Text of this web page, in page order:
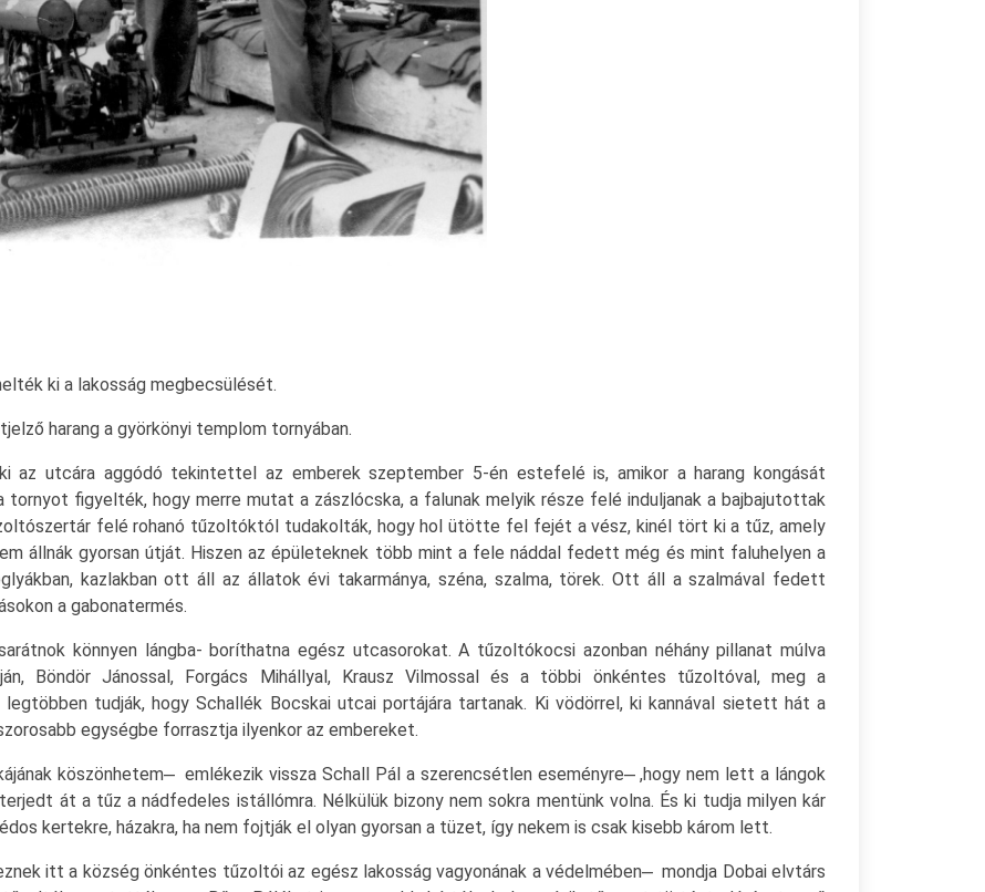
ki a lakosság megbecsülését.
harang a györkönyi templom tornyában.
aggódó tekintettel az emberek szeptember 5-én estefelé is, amikor a harang kongását
figyelték, hogy merre mutat a zászlócska, a falunak melyik része felé induljanak a bajbajutottak
felé rohanó tűzoltóktól tudakolták, hogy hol ütötte fel fejét a vész, kinél tört ki a tűz, amely
állnák gyorsan útját. Hiszen az épületeknek több mint a fele náddal fedett még és mint faluhelyen a
kazlakban ott áll az állatok évi takarmánya, széna, szalma, törek. Ott áll a szalmával fedett
a gabonatermés.
könnyen lángba- boríthatna egész utcasorokat. A tűzoltókocsi azonban néhány pillanat múlva
Böndör Jánossal, Forgács Mihállyal, Krausz Vilmossal és a többi önkéntes tűzoltóval, meg a
legtöbben tudják, hogy Schallék Bocskai utcai portájára tartanak. Ki vödörrel, ki kannával sietett hát a
egységbe forrasztja ilyenkor az embereket.
köszönhetem ̶ emlékezik vissza Schall Pál a szerencsétlen eseményre ̶ ,hogy nem lett a lángok
át a tűz a nádfedeles istállómra. Nélkülük bizony nem sokra mentünk volna. És ki tudja milyen kár
kertekre, házakra, ha nem fojtják el olyan gyorsan a tüzet, így nekem is csak kisebb károm lett.
itt a község önkéntes tűzoltói az egész lakosság vagyonának a védelmében ̶ mondja Dobai elvtárs